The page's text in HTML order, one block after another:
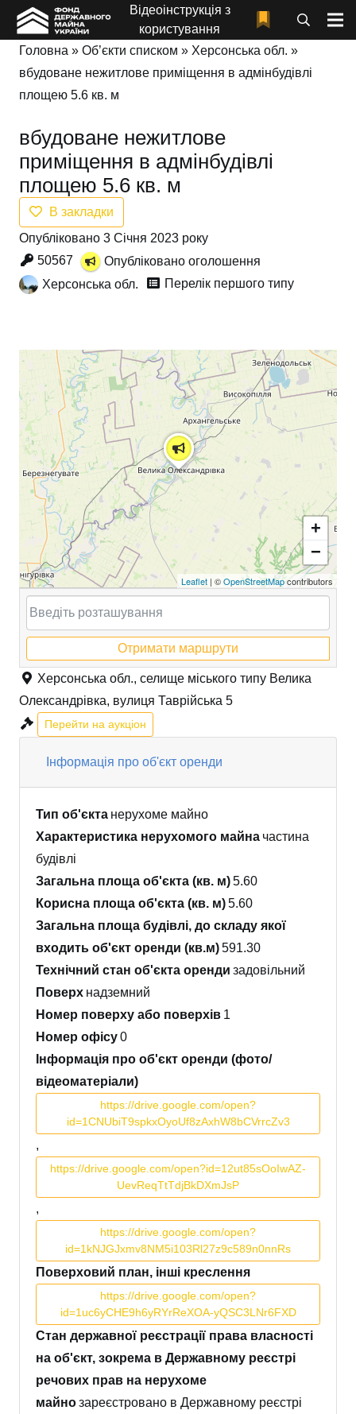
Відеоінструкція з
користування
Головна » Об’єкти списком » Херсонська обл. »
вбудоване нежитлове приміщення в адмінбудівлі
площею 5.6 кв. м
вбудоване нежитлове
приміщення в адмінбудівлі
площею 5.6 кв. м
В закладки
Опубліковано 3 Січня 2023 року
50567
Опубліковано оголошення
Херсонська обл.
Перелік першого типу
+
−
Leaflet | ©OpenStreetMapcontributors
Отримати маршрути
Херсонська обл., селище міського типу Велика
Олександрівка, вулиця Таврійська 5
Перейти на аукціон
Інформація про об'єкт оренди
Тип об'єкта нерухоме майно
Характеристика нерухомого майна частина
будівлі
Загальна площа об'єкта (кв. м)5.60
Корисна площа об'єкта (кв. м)5.60
Загальна площа будівлі, до складу якої
входить об'єкт оренди (кв.м)591.30
Технічний стан об'єкта оренди задовільний
Поверх надземний
Номер поверху або поверхів 1
Номер офісу0
Інформація про об'єкт оренди (фото/
відеоматеріали)
https://drive.google.com/open?
id=1CNUbiT9spkxOyoUf8zAxhW8bCVrrcZv3
,
https://drive.google.com/open?id=12ut85sOoIwAZ-
UevReqTtTdjBkDXmJsP
,
https://drive.google.com/open?
id=1kNJGJxmv8NM5i103Rl27z9c589n0nnRs
Поверховий план, інші креслення
https://drive.google.com/open?
id=1uc6yCHE9h6yRYrReXOA-yQSC3LNr6FXD
Стан державної реєстрації права власності
на об'єкт, зокрема в Державному реєстрі
речових прав на нерухоме
майнозареєстровано в Державному реєстрі